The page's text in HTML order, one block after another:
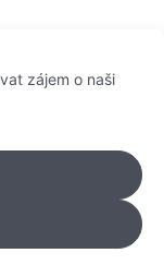
zájem o naši